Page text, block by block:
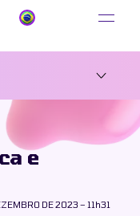
e
DE 2023 – 11h31